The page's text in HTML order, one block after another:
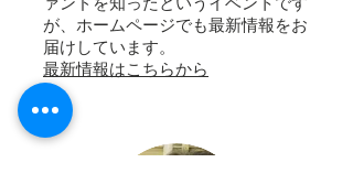
が、ホームページでも最新情報をお
届けしています。
最新情報はこちらから